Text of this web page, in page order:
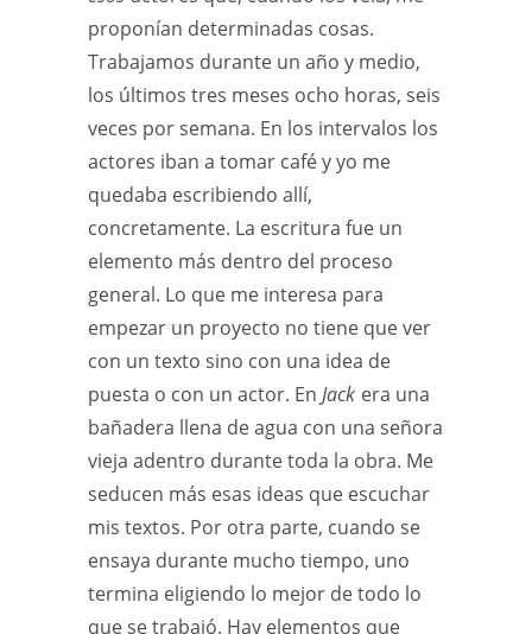
proponían determinadas cosas.
Trabajamos durante un año y medio,
los últimos tres meses ocho horas, seis
veces por semana. En los intervalos los
actores iban a tomar café y yo me
quedaba escribiendo allí,
concretamente. La escritura fue un
elemento más dentro del proceso
general. Lo que me interesa para
empezar un proyecto no tiene que ver
con un texto sino con una idea de
puesta o con un actor. En Jack era una
bañadera llena de agua con una señora
vieja adentro durante toda la obra. Me
seducen más esas ideas que escuchar
mis textos. Por otra parte, cuando se
ensaya durante mucho tiempo, uno
termina eligiendo lo mejor de todo lo
que se trabajó. Hay elementos que